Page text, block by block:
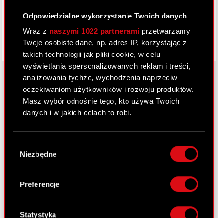
Odpowiedzialne wykorzystanie Twoich danych
Wraz z naszymi 1022 partnerami przetwarzamy
Twoje osobiste dane, np. adres IP, korzystając z
takich technologii jak pliki cookie, w celu
wyświetlania spersonalizowanych reklam i treści,
analizowania tychże, wychodzenia naprzeciw
oczekiwaniom użytkowników i rozwoju produktów.
Masz wybór odnośnie tego, kto używa Twoich
danych i w jakich celach to robi.
lokalizacji geograficznej z dokładnością nawet
Identyfikować Twoje urządzenie, aktywnie
analizując charakteryzującego je zbiory
palca)
zgody
Niezbędne
Preferencje
Statystyka
O CD PROJEKT
Grupa Kapitałowa
Inwestorzy
Kariera